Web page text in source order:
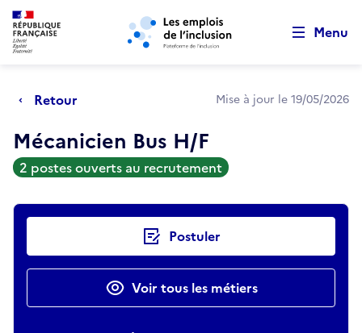
Aller au menu principal Aller au contenu principal
Menu
Retour Mise à jour le 19/05/2026
Mécanicien Bus H/F
2 postes ouverts au recrutement
Actions rapides Postuler
Voir tous les métiers
Retour au début de la page
Panneau de gestion des cookies